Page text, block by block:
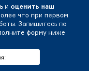
и оценить наш
что при первом
Запишитесь по
форму ниже